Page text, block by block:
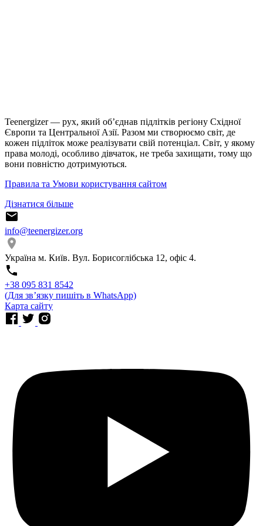
Teenergizer — рух, який об’єднав підлітків регіону Східної
Європи та Центральної Азії. Разом ми створюємо світ, де
кожен підліток може реалізувати свій потенціал. Світ, у якому
права молоді, особливо дівчаток, не треба захищати, тому що
вони повністю дотримуються.
Правила та Умови користування сайтом
Дізнатися більше
info@teenergizer.org
Україна м. Київ. Вул. Борисоглібська 12, офіс 4.
⁨+38 095 831 8542⁩
(Для звʼязку пишіть в WhatsApp)
Карта сайту